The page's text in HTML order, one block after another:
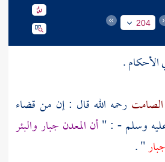
204
رحمه الله قال : إن من قضاء
عليه وسلم - : "أن المعدن جبار والبئر
" .